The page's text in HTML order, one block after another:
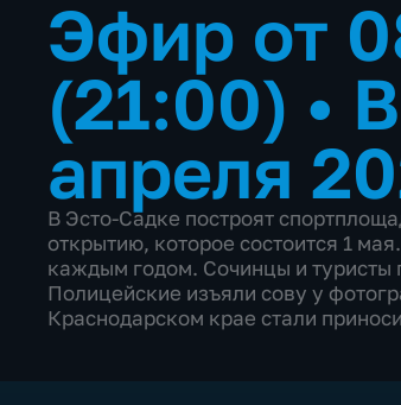
Эфир от
(21:00) •
апреля
В Эсто-Садке построят
открытию, которое состоится 1
каждым годом. Сочинцы и туристы
Полицейские изъяли сову у
Краснодарском крае стали